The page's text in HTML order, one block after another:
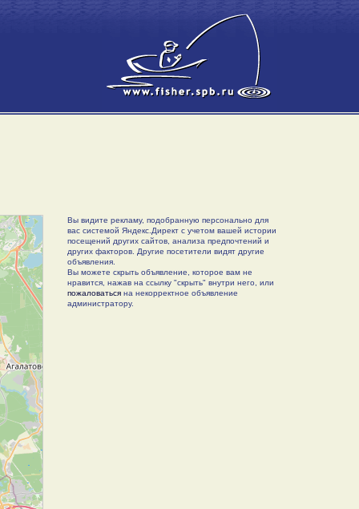
Вы видите рекламу, подобранную персонально для
вас системой Яндекс.Директ с учетом вашей истории
посещений других сайтов, анализа предпочтений и
других факторов. Другие посетители видят другие
объявления.
Вы можете скрыть объявление, которое вам не
нравится, нажав на ссылку "скрыть" внутри него, или
пожаловатьсяна некорректное объявление
администратору.